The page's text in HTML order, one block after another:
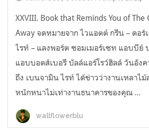
XXVIII. Book that Reminds You of The
Away จดหมายจาก ไวแอตต์ กรีน – ดอ
ไรท์ – แลงพอร์ต ซอมเมอร์เซท แอบบีย์
แอบบอตส์เบอรี บัลล์แอร์โรว์ฮิลล์ วันอัง
ถึง เบนจามิน ไรท์ ได้ข่าวว่างานเหลาไ
หนักหนาไม่เท่างานธนาคารของคุณ ...
wallflowerblu